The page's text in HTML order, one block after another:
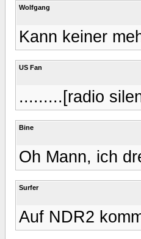
Wolfgang
Kann keiner
US Fan
.........[radio
Bine
Oh Mann, ich
Surfer
Auf NDR2